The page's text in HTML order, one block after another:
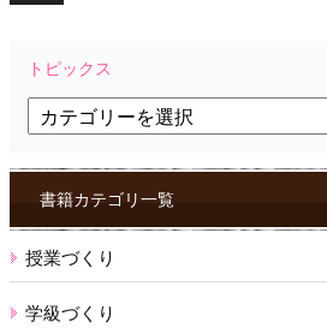
トピックス
ク
ス書籍カテゴリ一覧
授業づくり
学級づくり